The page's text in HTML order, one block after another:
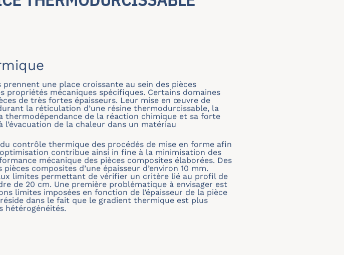
une place croissante au sein des pièces
mécaniques spécifiques. Certains domaines
de très fortes épaisseurs. Leur mise en œuvre de
la réticulation d’une résine thermodurcissable, la
de la réaction chimique et sa forte
de la chaleur dans un matériau
contrôle thermique des procédés de mise en forme afin
contribue ainsi in fine à la minimisation des
mécanique des pièces composites élaborées. Des
composites d’une épaisseur d’environ 10 mm.
limites permettant de vérifier un critère lié au profil de
de 20 cm. Une première problématique à envisager est
limites imposées en fonction de l’épaisseur de la pièce
dans le fait que le gradient thermique est plus
hétérogénéités.